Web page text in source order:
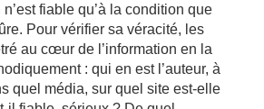
fiable qu’à la condition que
Pour vérifier sa véracité, les
au cœur de l’information en la
: qui en est l’auteur, à
quel média, sur quel site est-elle